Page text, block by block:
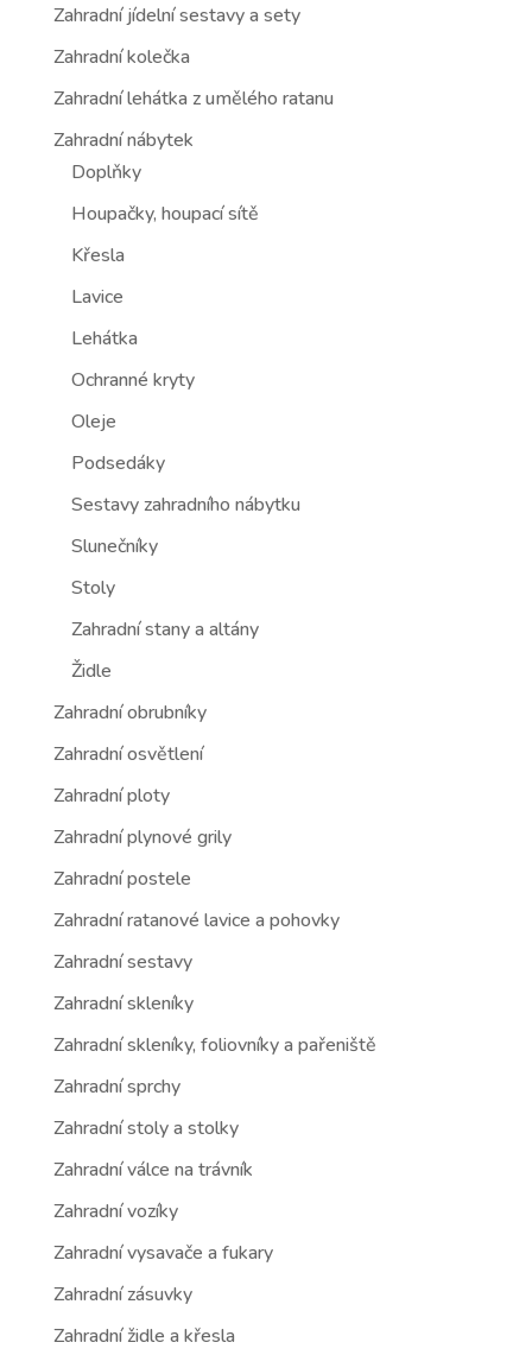
Zahradní jídelní sestavy a sety
Zahradní kolečka
Zahradní lehátka z umělého ratanu
Zahradní nábytek
Doplňky
Houpačky, houpací sítě
Křesla
Lavice
Lehátka
Ochranné kryty
Oleje
Podsedáky
Sestavy zahradního nábytku
Slunečníky
Stoly
Zahradní stany a altány
Židle
Zahradní obrubníky
Zahradní osvětlení
Zahradní ploty
Zahradní plynové grily
Zahradní postele
Zahradní ratanové lavice a pohovky
Zahradní sestavy
Zahradní skleníky
Zahradní skleníky, foliovníky a pařeniště
Zahradní sprchy
Zahradní stoly a stolky
Zahradní válce na trávník
Zahradní vozíky
Zahradní vysavače a fukary
Zahradní zásuvky
Zahradní židle a křesla